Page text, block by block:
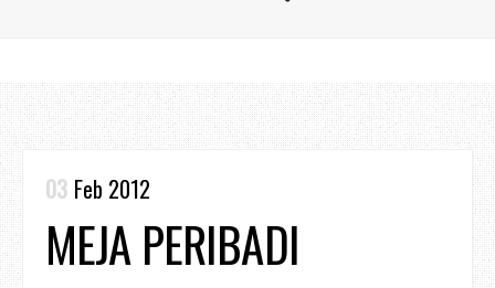
03 Feb 2012
MEJA PERIBADI